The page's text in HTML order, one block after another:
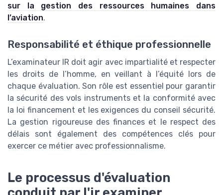
sur la gestion des ressources humaines dans
l’aviation.
Responsabilité et éthique professionnelle
L’examinateur IR doit agir avec impartialité et respecter
les droits de l’homme, en veillant à l’équité lors de
chaque évaluation. Son rôle est essentiel pour garantir
la sécurité des vols instruments et la conformité avec
la loi financement et les exigences du conseil sécurité.
La gestion rigoureuse des finances et le respect des
délais sont également des compétences clés pour
exercer ce métier avec professionnalisme.
Le processus d'évaluation